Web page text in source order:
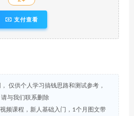
支付查看
仅供个人学习搞钱思路和测试参考，
与我们联系删除
频课程，新人基础入门，1个月图文带